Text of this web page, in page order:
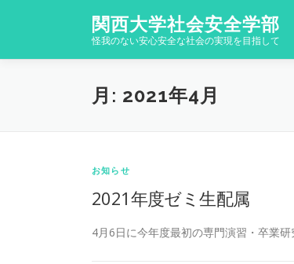
ン
関西大学社会安全学部
怪我のない安心安全な社会の実現を目指して
月: 2021年4月
お知らせ
2021年度ゼミ生配属
4月6日に今年度最初の専門演習・卒業